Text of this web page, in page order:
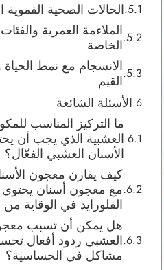
الحالات الصحية الفموية
الملاءمة العمرية
الخاصة
الانسجام مع نمط الحياة
القيم
الأسئلة الشائعة
ما التركيز المناسب
العشبية الذي يجب أن
الأسنان العشبي الفعّال؟
كيف يقارن معجون
مع معجون أسنان
الفلورايد في الوقاية
هل يمكن أن تسبب
العشبي ردود أفعال
مشاكل في الحساسية؟